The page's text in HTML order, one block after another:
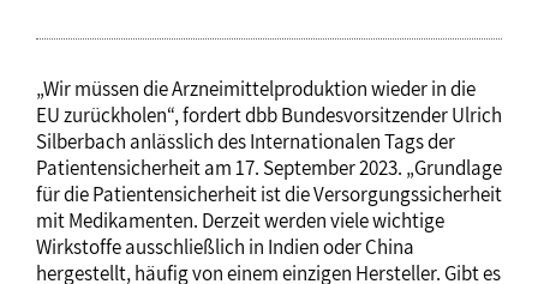
„Wir müssen die Arzneimittelproduktion wieder in die
EU zurückholen“, fordert dbb Bundesvorsitzender Ulrich
Silberbach anlässlich des Internationalen Tags der
Patientensicherheit am 17. September 2023. „Grundlage
für die Patientensicherheit ist die Versorgungssicherheit
mit Medikamenten. Derzeit werden viele wichtige
Wirkstoffe ausschließlich in Indien oder China
hergestellt, häufig von einem einzigen Hersteller. Gibt es